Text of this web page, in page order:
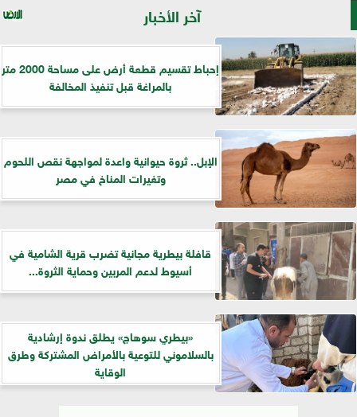
آخر الأخبار
إحباط تقسيم قطعة أرض على مساحة 2000 متر
بالمراغة قبل تنفيذ المخالفة
الإبل.. ثروة حيوانية واعدة لمواجهة نقص اللحوم
وتغيرات المناخ في مصر
قافلة بيطرية مجانية تضرب قرية الشامية في
أسيوط لدعم المربين وحماية الثروة...
«بيطري سوهاج» يطلق ندوة إرشادية
بالسلاموني للتوعية بالأمراض المشتركة وطرق
الوقاية